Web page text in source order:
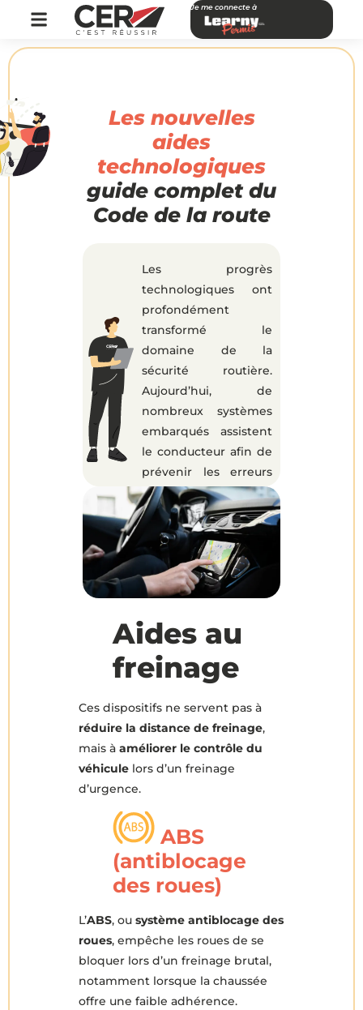
Je me connecte à
Les nouvelles
aides
technologiques
guide complet du
Code de la route
Les progrès
technologiques ont
profondément
transformé le
domaine de la
sécurité routière.
Aujourd’hui, de
nombreux systèmes
embarqués assistent
le conducteur afin de
prévenir les erreurs
humaines et
d’améliorer la
maîtrise du véhicule
dans toutes les
situations. Ces
dispositifs, appelés
freinage ou à la tenue
de route, contribuent
à réduire le nombre
protéger plus
efficacement les
passagers.
Aides au
freinage
Ces dispositifs ne servent pas à
réduire la distance de freinage,
mais à améliorer le contrôle du
véhicule lors d’un freinage
d’urgence.
ABS
(antiblocage
des roues)
L’ABS, ou système antiblocage des
roues, empêche les roues de se
bloquer lors d’un freinage brutal,
notamment lorsque la chaussée
offre une faible adhérence.